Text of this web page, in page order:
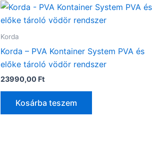
Korda
Korda – PVA Kontainer System PVA és
előke tároló vödör rendszer
23990,00 Ft
Kosárba teszem